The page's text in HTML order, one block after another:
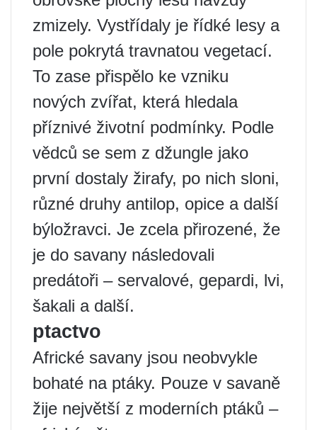
zmizely. Vystřídaly je řídké lesy a
pole pokrytá travnatou vegetací.
To zase přispělo ke vzniku
nových zvířat, která hledala
příznivé životní podmínky. Podle
vědců se sem z džungle jako
první dostaly žirafy, po nich sloni,
různé druhy antilop, opice a další
býložravci. Je zcela přirozené, že
je do savany následovali
predátoři – servalové, gepardi, lvi,
šakali a další.
ptactvo
Africké savany jsou neobvykle
bohaté na ptáky. Pouze v savaně
žije největší z moderních ptáků –